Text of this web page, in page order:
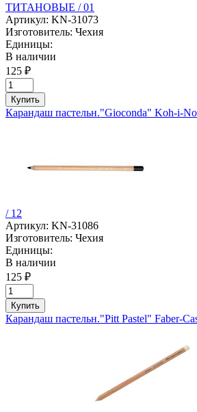
ТИТАНОВЫЕ / 01
Артикул: KN-31073
Изготовитель: Чехия
Единицы:
В наличии
125 ₽
Купить
Карандаш пастельн."Gioconda"
/ 12
Артикул: KN-31086
Изготовитель: Чехия
Единицы:
В наличии
125 ₽
Купить
Карандаш пастельн."Pitt Pastel" Faber-